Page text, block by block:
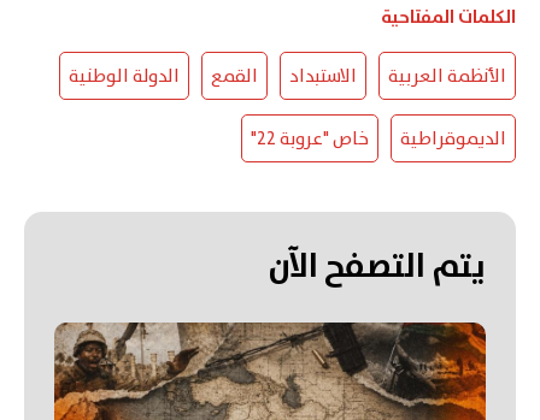
الكلمات المفتاحية
الأنظمة العربية الاستبداد القمع الدولة الوطنية
الديموقراطية خاص "عروبة 22"
يتم التصفح الآن